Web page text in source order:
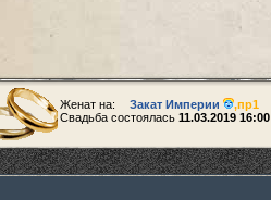
Женат на: Закат Империи ,пр1
Свадьба состоялась 11.03.2019 16:00